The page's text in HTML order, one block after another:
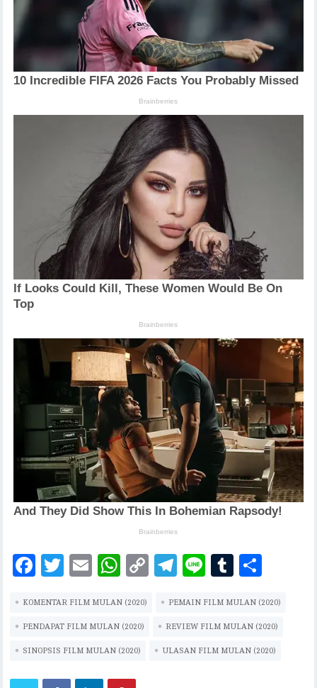
F
eb
oo
k
T
it
te
r
E
ai
l
W
at
s
A
p
C
y
Li
T
eg
ra
m
Li
e
T
m
bl
r
ar
e
KOMENTAR FILM MULAN (2020) PEMAIN FILM MULAN (2020)
PENDAPAT FILM MULAN (2020) REVIEW FILM MULAN (2020)
SINOPSIS FILM MULAN (2020) ULASAN FILM MULAN (2020)